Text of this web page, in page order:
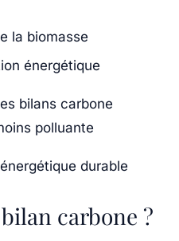
la biomasse
énergétique
bilans carbone
polluante
durable
carbone ?